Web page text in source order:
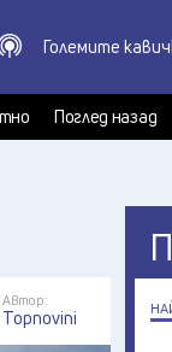
X
Големите
Поглед назад
Автор:
Topnovini